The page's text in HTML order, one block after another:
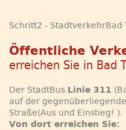
Schritt2 - StadtverkehrBad
Öffentliche
erreichen Sie in Bad
Der StadtBus Linie 311
auf der
Straße(Aus und Einstieg! ).
Von dort erreichen Sie: